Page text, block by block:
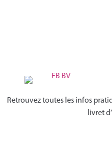
Retrouvez toutes les infos
livret